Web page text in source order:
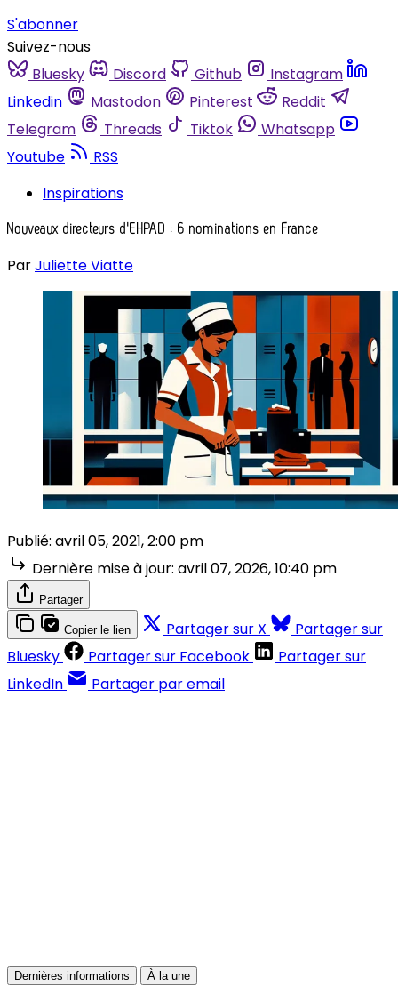
S'abonner
Suivez-nous
Bluesky
Discord Github
Instagram
Linkedin
Mastodon Pinterest
Reddit
Telegram
Threads Tiktok
Whatsapp
Youtube
RSS
Inspirations
Nouveaux directeurs d'EHPAD : 6 nominations en France
ParJuliette Viatte
Publié: avril 05, 2021, 2:00 pm
Dernière mise à jour: avril 07, 2026, 10:40 pm
Partager
Copier le lien Partager sur X
Partager sur
Bluesky
Partager sur Facebook
Partager sur
LinkedIn
Partager par email
Dernières informations À la une